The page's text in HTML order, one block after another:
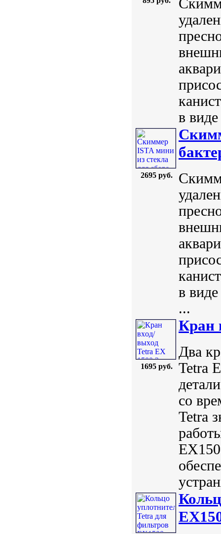
в
2695 руб.
в
...
1695 руб.
Кран
Два
Tetra
со
Tetra